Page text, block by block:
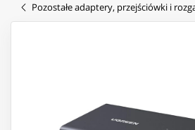
Pozostałe adaptery, przejściówki i